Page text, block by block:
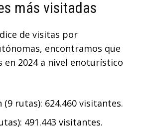
más visitadas
de visitas por
encontramos que
en 2024 a nivel enoturístico
(9 rutas): 624.460 visitantes.
491.443 visitantes.